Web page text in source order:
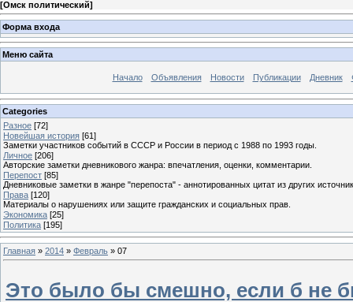
[Омск политический]
Форма входа
Меню сайта
Начало Объявления Новости Публикации Дневник
Categories
Разное [72]
Новейшая история [61]
Заметки участников событий в СССР и России в период с 1988 по 1993 годы.
Личное [206]
Авторские заметки дневникового жанра: впечатления, оценки, комментарии.
Перепост [85]
Дневниковые заметки в жанре "перепоста" - аннотированных цитат из других
Права [120]
Материалы о нарушениях или защите гражданских и социальных прав.
Экономика [25]
Политика [195]
Главная » 2014 » Февраль » 07
Это было бы смешно, если б не